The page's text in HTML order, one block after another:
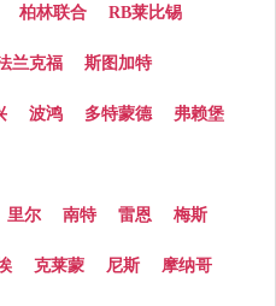
柏林联合 RB莱比锡
兰克福 斯图加特
波鸿 多特蒙德 弗赖堡
里尔 南特 雷恩 梅斯
克莱蒙 尼斯 摩纳哥